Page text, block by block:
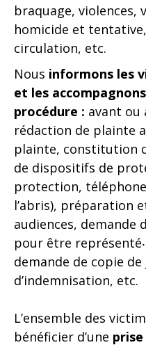
braquage, violences,
homicide et
circulation, etc.
Nous informons les
et les
procédure : avant ou
rédaction de plainte
plainte, constitution
de dispositifs de
protection,
l’abris), préparation
audiences, demande
pour être
demande de copie
d’indemnisation, etc.
L’ensemble des
bénéficier d’une